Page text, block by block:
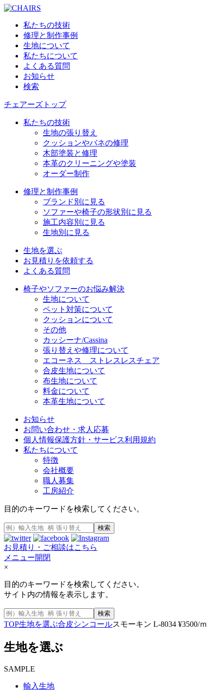
私たちの技術
修理と制作事例
生地について
私たちについて
よくある質問
お知らせ
検索
チェアーズトップ
私たちの技術
生地の張り替え
クッションやバネの修理
木部塗装と修理
本革のクリーニングや塗装
オーダー制作
修理と制作事例
ブランド別に見る
ソファーや椅子の形状別に見る
施工内容別に見る
生地別に見る
生地を選ぶ
お見積りを依頼する
よくある質問
椅子やソファーのお悩み解決
生地について
ペット対策について
クッションについて
その他
カッシーナ/Cassina
張り替えや修理について
エコーネス ストレスレスチェア
合皮生地について
布生地について
料金について
本革生地について
お知らせ
お問い合わせ・求人応募
個人情報保護方針・サービス利用規約
私たちについて
特徴
会社概要
職人募集
工房紹介
目的のキーワードを検索してください。
検索
お見積り・ご相談はこちら
メニュー開閉
×
目的のキーワードを検索してください。
サイト内の情報を表示します。
検索
TOP生地を選ぶ合皮シンコールスモーキン L-8034 ¥3500/ｍ
生地を選ぶ
SAMPLE
輸入生地